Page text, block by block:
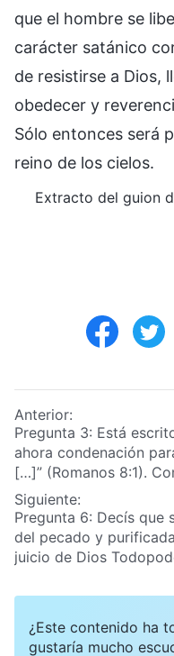
que el hombre se
carácter satánico
de resistirse a Dios,
obedecer y
Sólo entonces será
reino de los cielos.
Extracto del guion
Anterior:
Pregunta 3: Está
ahora condenación
[…]” (Romanos 8:1).
nos ha garantizado
podremos entrar en el
Siguiente:
Pregunta 6: Decís que
del pecado y
juicio de Dios
últimos días? ¿Cómo
creído en el Señor,
¿Este contenido ha
gustaría mucho